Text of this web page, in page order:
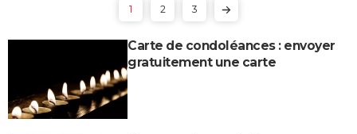
1 2 3
Carte de condoléances : envoyer
gratuitement une carte